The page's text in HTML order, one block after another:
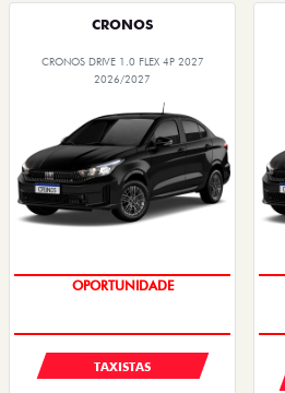
CRONOS
CRONOS DRIVE 1.0 FLEX 4P 2027
2026/2027
OPORTUNIDADE
TAXISTAS